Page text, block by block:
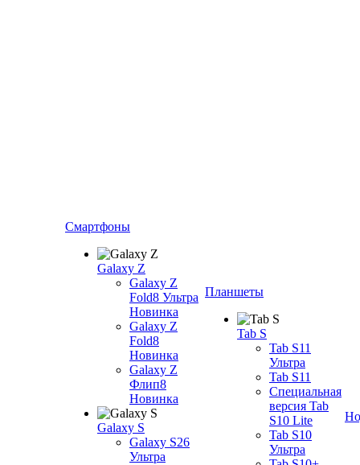
Смартфоны
Galaxy Z
Galaxy Z
Fold8 Ультра
Новинка
Galaxy Z
Fold8
Новинка
Galaxy Z
Флип8
Новинка
Galaxy S
Galaxy S26
Ультра
Планшеты
Tab S
Tab S11
Ультра
Tab S11
Специальная
версия Tab
S10 Lite
Tab S10
Ультра